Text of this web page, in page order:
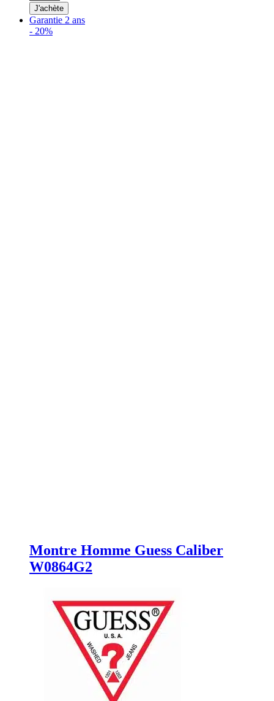
J'achète
Garantie 2 ans
- 20%
Montre Homme Guess Caliber
W0864G2